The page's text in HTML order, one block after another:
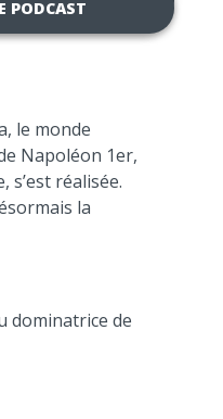
PODCAST
le monde
Napoléon 1er,
s’est réalisée.
la
dominatrice de